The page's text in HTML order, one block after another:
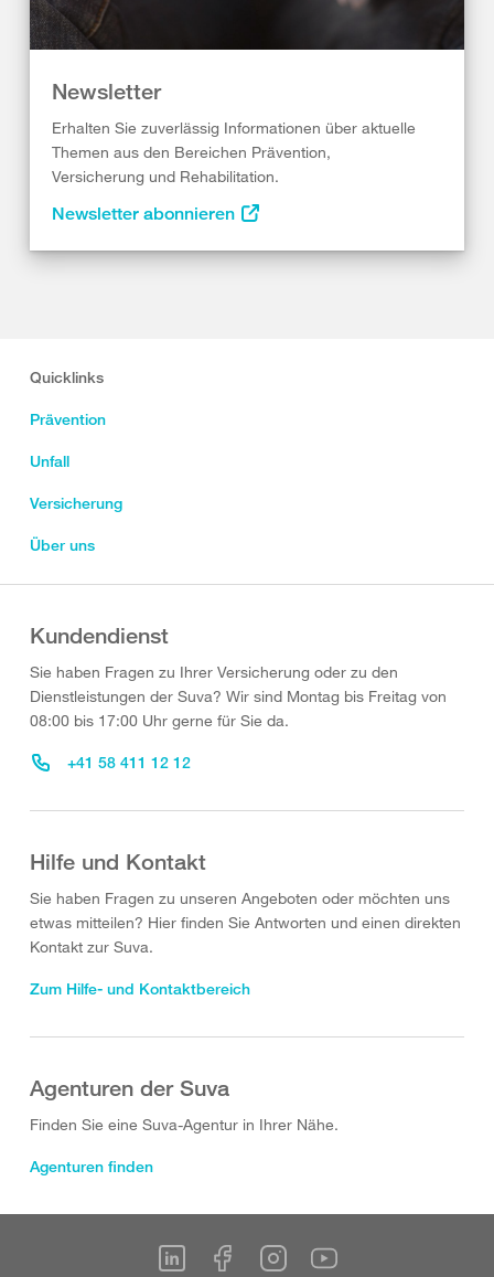
Newsletter
Erhalten Sie zuverlässig Informationen über aktuelle
Themen aus den Bereichen Prävention,
Versicherung und Rehabilitation.
Newsletter abonnieren
Quicklinks
Prävention
Unfall
Versicherung
Über uns
Kundendienst
Sie haben Fragen zu Ihrer Versicherung oder zu den
Dienstleistungen der Suva? Wir sind Montag bis Freitag von
08:00 bis 17:00 Uhr gerne für Sie da.
+41 58 411 12 12
Hilfe und Kontakt
Sie haben Fragen zu unseren Angeboten oder möchten uns
etwas mitteilen? Hier finden Sie Antworten und einen direkten
Kontakt zur Suva.
Zum Hilfe- und Kontaktbereich
Agenturen der Suva
Finden Sie eine Suva-Agentur in Ihrer Nähe.
Agenturen finden